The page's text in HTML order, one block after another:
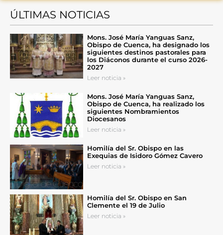
ÚLTIMAS NOTICIAS
Mons. José María Yanguas Sanz,
Obispo de Cuenca, ha designado los
siguientes destinos pastorales para
los Diáconos durante el curso 2026-
2027
Leer noticia »
Mons. José María Yanguas Sanz,
Obispo de Cuenca, ha realizado los
siguientes Nombramientos
Diocesanos
Leer noticia »
Homilía del Sr. Obispo en las
Exequias de Isidoro Gómez Cavero
Leer noticia »
Homilía del Sr. Obispo en San
Clemente el 19 de Julio
Leer noticia »